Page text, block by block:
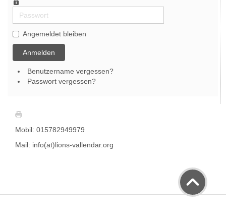
Passwort
Angemeldet bleiben
Anmelden
Benutzername vergessen?
Passwort vergessen?
Mobil: 015782949979
Mail: info(at)lions-vallendar.org